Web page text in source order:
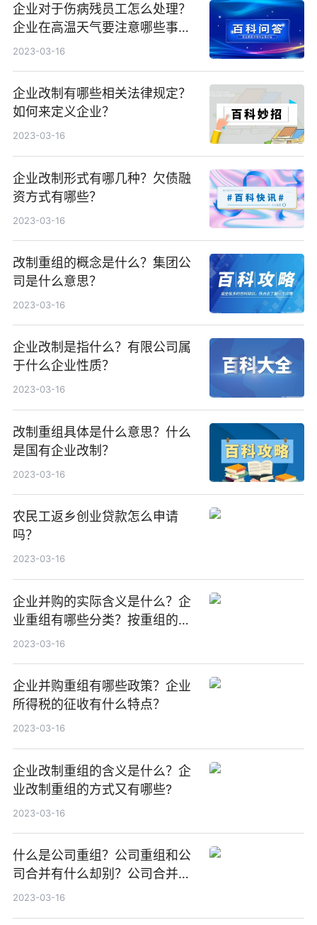
企业对于伤病残员工怎么处理？
企业在高温天气要注意哪些事
项？
2023-03-16
企业改制有哪些相关法律规定？
如何来定义企业？
2023-03-16
企业改制形式有哪几种？欠债融
资方式有哪些？
2023-03-16
改制重组的概念是什么？集团公
司是什么意思？
2023-03-16
企业改制是指什么？有限公司属
于什么企业性质？
2023-03-16
改制重组具体是什么意思？什么
是国有企业改制？
2023-03-16
农民工返乡创业贷款怎么申请
吗？
2023-03-16
企业并购的实际含义是什么？企
业重组有哪些分类？按重组的内
容可划分为哪些组？
2023-03-16
企业并购重组有哪些政策？企业
所得税的征收有什么特点？
2023-03-16
企业改制重组的含义是什么？企
业改制重组的方式又有哪些?
2023-03-16
什么是公司重组？公司重组和公
司合并有什么却别？公司合并法
律程序是什么？
2023-03-16